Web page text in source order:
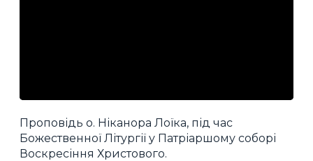
Проповідь о. Ніканора Лоїка, під час
Божественної Літургії у Патріаршому соборі
Воскресіння Христового.